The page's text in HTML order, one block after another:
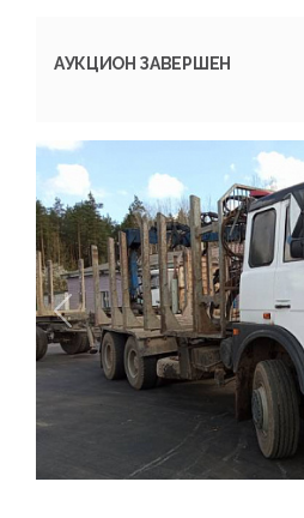
АУКЦИОН ЗАВЕРШЕН